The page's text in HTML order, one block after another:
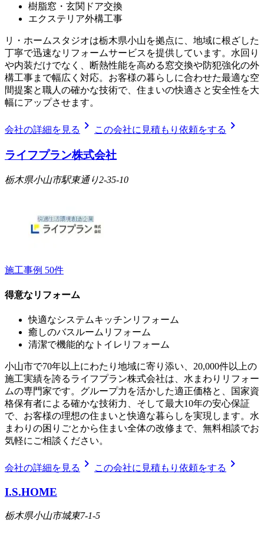
樹脂窓・玄関ドア交換
エクステリア外構工事
リ・ホームスタジオは栃木県小山を拠点に、地域に根ざした
丁寧で迅速なリフォームサービスを提供しています。水回り
や内装だけでなく、断熱性能を高める窓交換や防犯強化の外
構工事まで幅広く対応。お客様の暮らしに合わせた最適な空
間提案と職人の確かな技術で、住まいの快適さと安全性を大
幅にアップさせます。
会社の詳細を見る chevron_right この会社に見積もり依頼をする chevron_right
ライフプラン株式会社
栃木県小山市駅東通り2-35-10
施工事例 50件
得意なリフォーム
快適なシステムキッチンリフォーム
癒しのバスルームリフォーム
清潔で機能的なトイレリフォーム
小山市で70年以上にわたり地域に寄り添い、20,000件以上の
施工実績を誇るライフプラン株式会社は、水まわりリフォー
ムの専門家です。グループ力を活かした適正価格と、国家資
格保有者による確かな技術力、そして最大10年の安心保証
で、お客様の理想の住まいと快適な暮らしを実現します。水
まわりの困りごとから住まい全体の改修まで、無料相談でお
気軽にご相談ください。
会社の詳細を見る chevron_right この会社に見積もり依頼をする chevron_right
I.S.HOME
栃木県小山市城東7-1-5